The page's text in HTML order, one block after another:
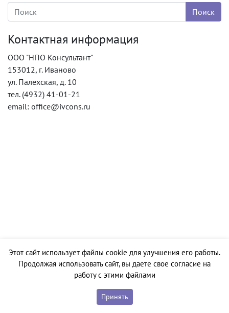
Контактная информация
ООО "НПО Консультант"
153012, г. Иваново
ул. Палехская, д. 10
тел. (4932) 41-01-21
email: office@ivcons.ru
Этот сайт использует файлы cookie для улучшения его работы.
Продолжая использовать сайт, вы даете свое согласие на
работу с этими файлами
Принять